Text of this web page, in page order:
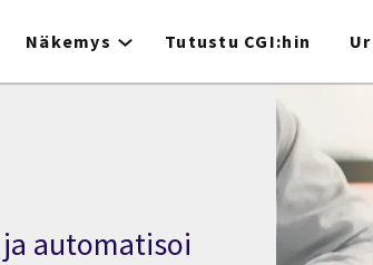
Näkemys Tutustu CGI:hin
automatisoi